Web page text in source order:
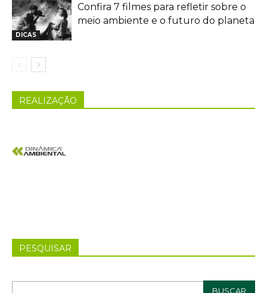
DICAS
Confira 7 filmes para refletir sobre o
meio ambiente e o futuro do planeta
REALIZAÇÃO
PESQUISAR